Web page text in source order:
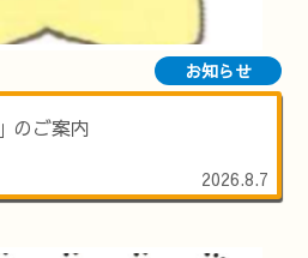
お知らせ
のご案内
2026.8.7